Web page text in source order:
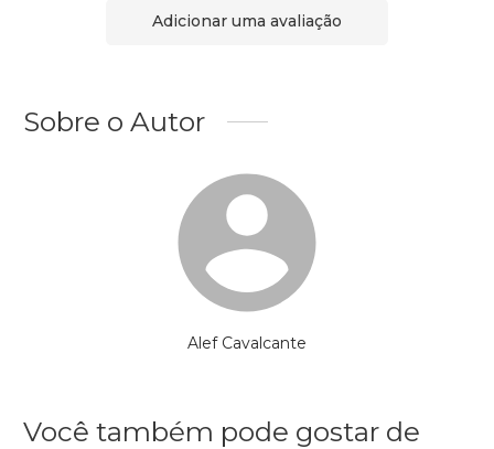
Adicionar uma avaliação
Sobre o Autor
Alef Cavalcante
Você também pode gostar de